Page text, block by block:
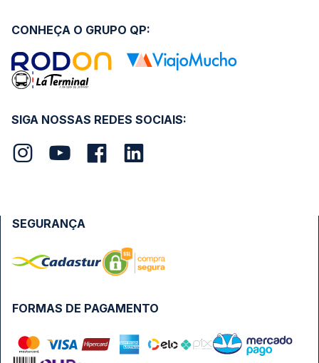
SIGA NOSSAS REDES SOCIAIS:
CONHEÇA O GRUPO QP:
FORMAS DE PAGAMENTO
SEGURANÇA